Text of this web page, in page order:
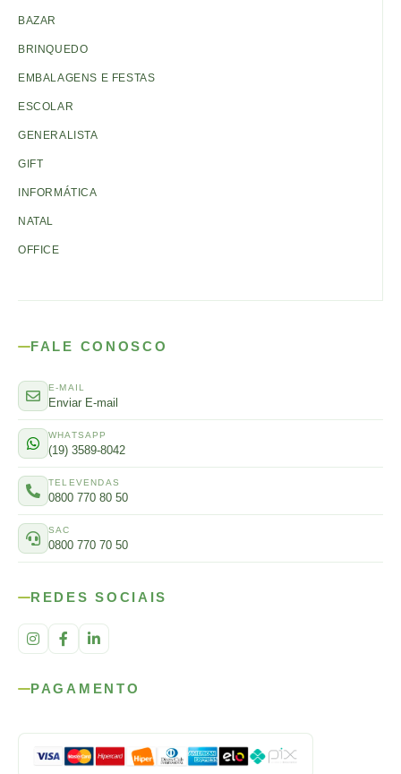
BAZAR
BRINQUEDO
EMBALAGENS E FESTAS
ESCOLAR
GENERALISTA
GIFT
INFORMÁTICA
NATAL
OFFICE
FALE CONOSCO
E-MAIL
Enviar E-mail
WHATSAPP
(19) 3589-8042
TELEVENDAS
0800 770 80 50
SAC
0800 770 70 50
REDES SOCIAIS
PAGAMENTO